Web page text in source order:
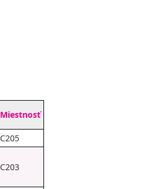
Miestnosť
C205
C203